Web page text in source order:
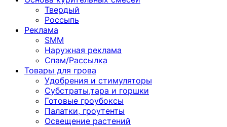
Твердый
Россыпь
Реклама
SMM
Наружная реклама
Спам/Рассылка
Товары для грова
Удобрения и стимуляторы
Субстраты,тара и горшки
Готовые гроубоксы
Палатки, гроутенты
Освещение растений